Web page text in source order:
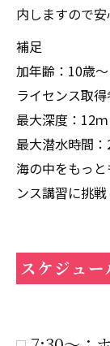
内しますので安
補足
加年齢：10歳～
ライセンス取
最大深度：12ｍ
最大潜水時間
海の中をもっ
ンス講習に挑戦
スケジュー